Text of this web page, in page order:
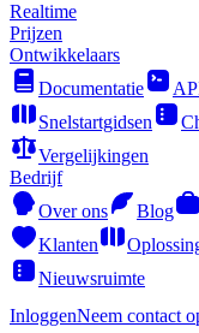
Realtime
Prijzen
Ontwikkelaars
Documentatie
Snelstartgidsen
Vergelijkingen
Bedrijf
Over ons
Blog
Klanten
Nieuwsruimte
InloggenNeem contact